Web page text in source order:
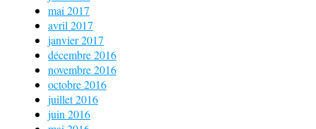
mai 2017
avril 2017
janvier 2017
décembre 2016
novembre 2016
octobre 2016
juillet 2016
juin 2016